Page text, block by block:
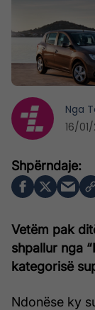
Vetëm pak
shpallur nga
kategorisë
Ndonëse ky
Nga
16/